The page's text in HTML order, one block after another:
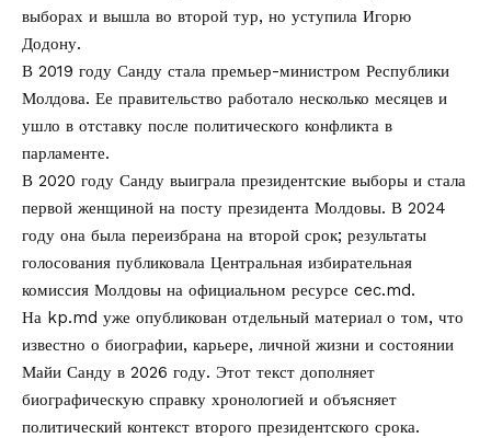
выборах и вышла во второй тур, но уступила Игорю
Додону.
В 2019 году Санду стала премьер-министром Республики
Молдова. Ее правительство работало несколько месяцев и
ушло в отставку после политического конфликта в
парламенте.
В 2020 году Санду выиграла президентские выборы и стала
первой женщиной на посту президента Молдовы. В 2024
году она была переизбрана на второй срок; результаты
голосования публиковала Центральная избирательная
комиссия Молдовы на официальном ресурсе cec.md.
На kp.md уже опубликован отдельный материал о том, что
известно о биографии, карьере, личной жизни и состоянии
Майи Санду в 2026 году. Этот текст дополняет
биографическую справку хронологией и объясняет
политический контекст второго президентского срока.